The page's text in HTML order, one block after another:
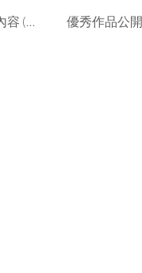
Skip to navigation
首頁 可以 鎖定 保護 錄音 內容 (要幸福的卡片)(錄音音樂盒) (可錄音機芯套件)(錄音機心)(幸福機心)(幸福音樂盒) 優秀作品公